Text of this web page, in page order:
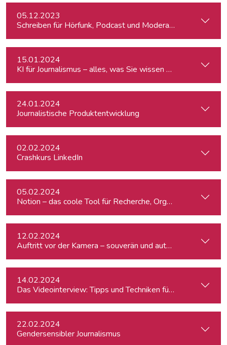
05.12.2023
Schreiben für Hörfunk, Podcast und Moderation
15.01.2024
KI für Journalismus – alles, was Sie wissen müssen
24.01.2024
Journalistische Produktentwicklung
02.02.2024
Crashkurs LinkedIn
05.02.2024
Notion – das coole Tool für Recherche, Organisation &
12.02.2024
Auftritt vor der Kamera – souverän und authentisch
14.02.2024
Das Videointerview: Tipps und Techniken für TV und Web
22.02.2024
Gendersensibler Journalismus